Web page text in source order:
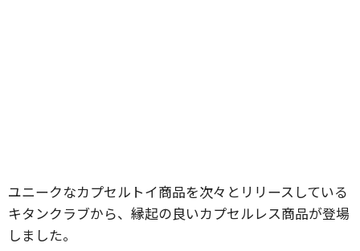
ユニークなカプセルトイ商品を次々とリリースしている
キタンクラブから、縁起の良いカプセルレス商品が登場
しました。